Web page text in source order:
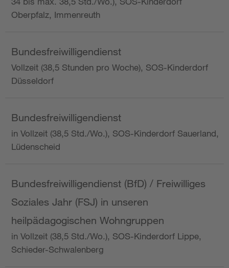
Oberpfalz, Immenreuth
Bundesfreiwilligendienst
Vollzeit (38,5 Stunden pro Woche), SOS-Kinderdorf
Düsseldorf
Bundesfreiwilligendienst
in Vollzeit (38,5 Std./Wo.), SOS-Kinderdorf Sauerland,
Lüdenscheid
Bundesfreiwilligendienst (BfD) / Freiwilliges
Soziales Jahr (FSJ) in unseren
heilpädagogischen Wohngruppen
in Vollzeit (38,5 Std./Wo.), SOS-Kinderdorf Lippe,
Schieder-Schwalenberg